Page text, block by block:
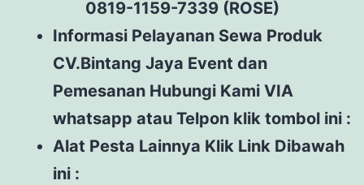
0819-1159-7339 (ROSE)
Informasi Pelayanan Sewa Produk
CV.Bintang Jaya Event dan
Pemesanan Hubungi Kami VIA
whatsapp atau Telpon klik tombol ini :
Alat Pesta Lainnya Klik Link Dibawah
ini :